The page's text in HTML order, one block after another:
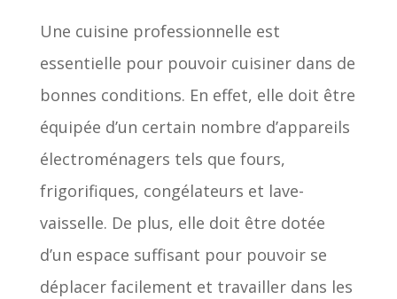
Une cuisine professionnelle est
essentielle pour pouvoir cuisiner dans de
bonnes conditions. En effet, elle doit être
équipée d’un certain nombre d’appareils
électroménagers tels que fours,
frigorifiques, congélateurs et lave-
vaisselle. De plus, elle doit être dotée
d’un espace suffisant pour pouvoir se
déplacer facilement et travailler dans les